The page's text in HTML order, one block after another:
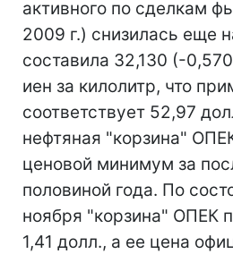
активного по сделкам
2009 г.) снизилась еще
составила 32,130 (-
иен за килолитр, что
соответствует 52,97
нефтяная "корзина"
ценовой минимум за
половиной года. По
ноября "корзина" ОПЕК
1,41 долл., а ее цена